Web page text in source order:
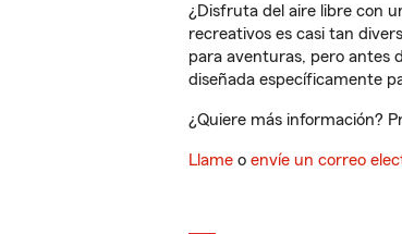
¿Disfruta del aire libre con
recreativos es casi tan
para aventuras, pero antes
diseñada específicamente
¿Quiere más información?
Llame o envíe un correo